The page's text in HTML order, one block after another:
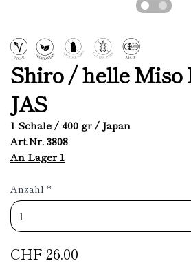
Shiro / helle Miso
JAS
1 Schale / 400 gr / Japan
Art.Nr. 3808
An Lager 1
Anzahl *
CHF 26.00